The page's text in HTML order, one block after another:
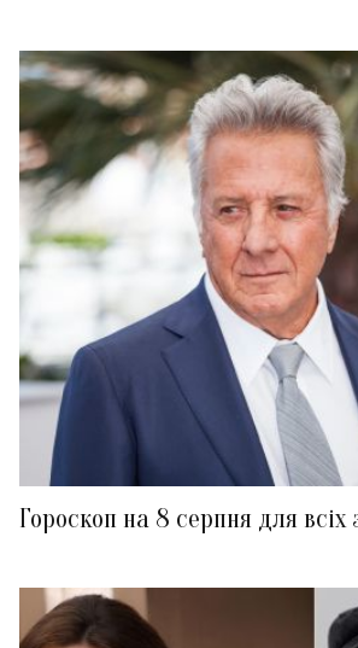
Гороскоп на 8 серпня для всіх